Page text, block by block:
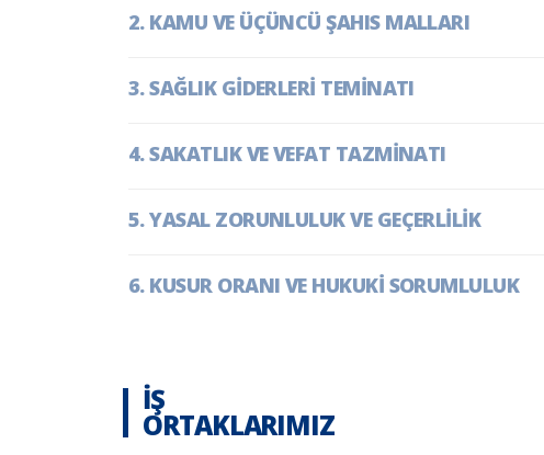
KAMU VE ÜÇÜNCÜ ŞAHIS MALLARI
SAĞLIK GİDERLERİ TEMİNATI
SAKATLIK VE VEFAT TAZMİNATI
YASAL ZORUNLULUK VE GEÇERLİLİK
KUSUR ORANI VE HUKUKİ SORUMLULUK
IŞ
ORTAKLARIMIZ